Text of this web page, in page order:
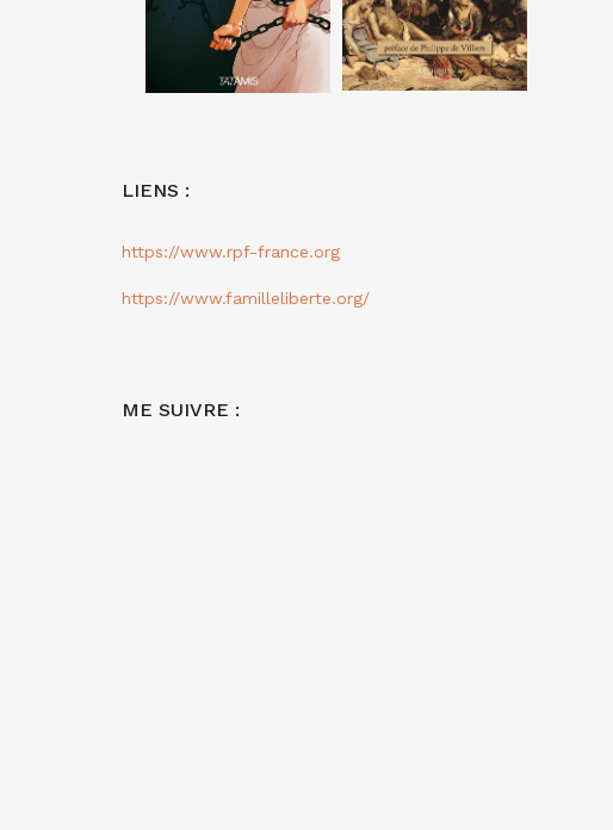
LIENS :
https://www.rpf-france.org
https://www.familleliberte.org/
ME SUIVRE :